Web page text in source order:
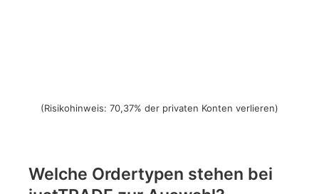
(Risikohinweis: 70,37% der privaten Konten verlieren)
Welche Ordertypen stehen bei